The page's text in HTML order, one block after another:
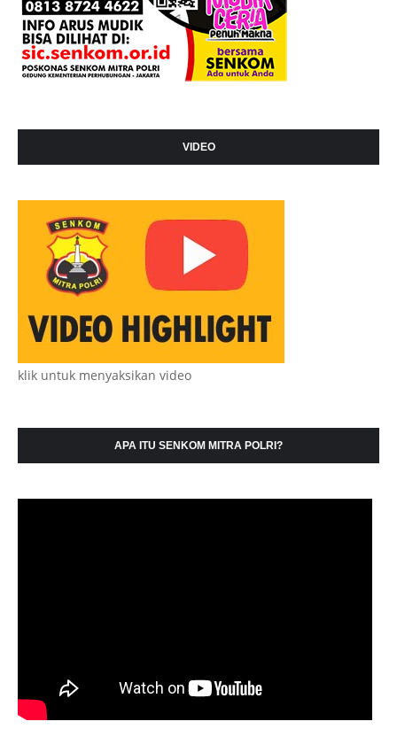
VIDEO
klik untuk menyaksikan video
APA ITU SENKOM MITRA POLRI?